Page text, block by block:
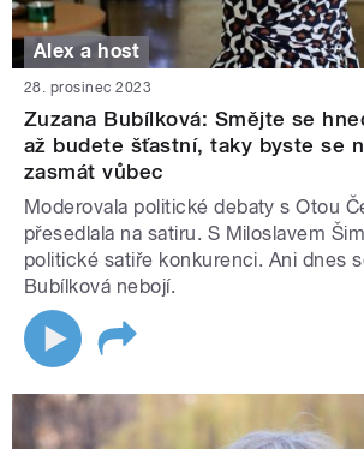
Alex a host
28. prosinec 2023
Zuzana Bubílková: Smějte se
až budete šťastní, taky byste se
zasmát vůbec
Moderovala politické debaty s Otou
přesedlala na satiru. S Miloslavem
politické satiře konkurenci. Ani dnes
Bubílková nebojí.